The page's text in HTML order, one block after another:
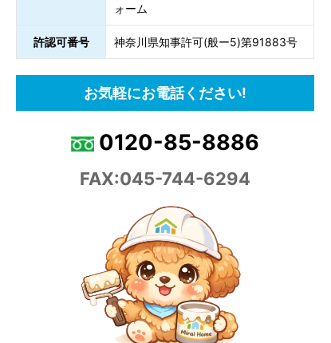
ォーム
許認可番号 神奈川県知事許可(般ー5)第91883号
お気軽にお電話ください!
0120-85-8886
FAX:045-744-6294